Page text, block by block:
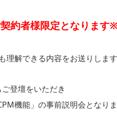
約者様限定となります※
解できる内容をお送りします
登壇をいただき
機能」の事前説明会となりま